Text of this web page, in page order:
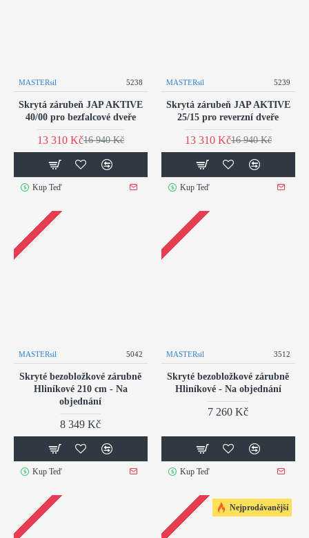
MASTERsil 5238
Skrytá zárubeň JAP AKTIVE
40/00 pro bezfalcové dveře
13 310 Kč16 940 Kč
Kup Teď
MASTERsil 5239
Skrytá zárubeň JAP AKTIVE
25/15 pro reverzní dveře
13 310 Kč16 940 Kč
Kup Teď
MASTERsil 5042
Skryté bezobložkové zárubně
Hliníkové 210 cm - Na
objednání
8 349 Kč
Kup Teď
MASTERsil 3512
Skryté bezobložkové zárubně
Hliníkové - Na objednání
7 260 Kč
Kup Teď
Nejprodávanější